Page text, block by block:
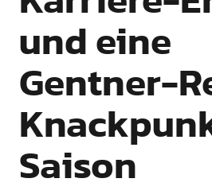
und eine
Gentner-
Saison